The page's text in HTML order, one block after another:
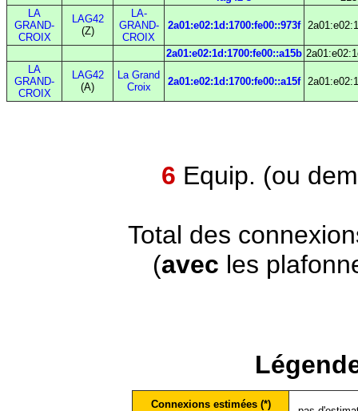
LA
GRAND-
CROIX
LAG42
(Z)
LA-
GRAND-
CROIX
2a01:e02:1d:1700:fe00::973f
2a01:e02:1d:1700:fe00::a15b
LA
GRAND-
CROIX
LAG42
(A)
La Grand
Croix
2a01:e02:1d:1700:fe00::a15f
6 Equip. (ou
Total des
(avec les
Connexions estimées (*)